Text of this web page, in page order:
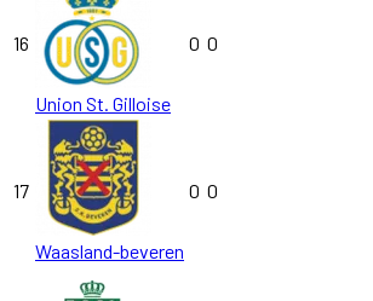
16
Union St. Gilloise
0 0
17
Waasland-beveren
0 0